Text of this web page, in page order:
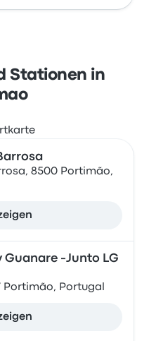
Stationen in
8500 Portimão,
Guanare -Junto LG
Portimão, Portugal